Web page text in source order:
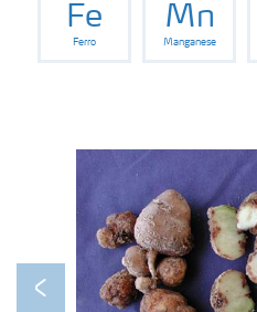
Organici e organo minerali
Fe
Ferro
Mn
Manganese
Previous